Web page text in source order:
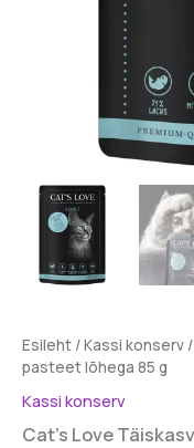
Esileht /Kassi konserv
pasteet lõhega 85 g
Kassi konserv
Cat’s Love